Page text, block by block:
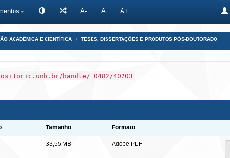
A- A A+
ACADÊMICA E CIENTÍFICA TESES, DISSERTAÇÕES E PRODUTOS PÓS-DOUTORADO
handle/10482/40203
Tamanho Formato
33,55 MB Adobe PDF